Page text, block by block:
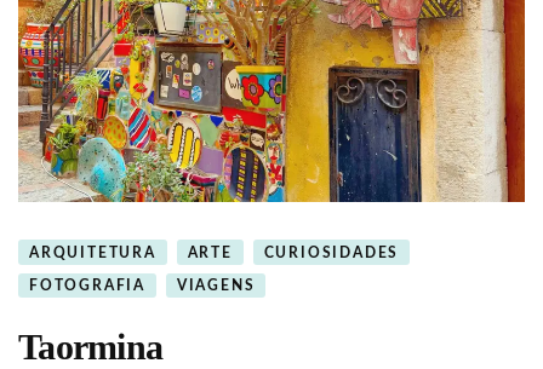
ARQUITETURA ARTE CURIOSIDADES
FOTOGRAFIA VIAGENS
Taormina